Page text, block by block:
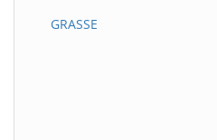
GRASSE